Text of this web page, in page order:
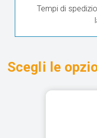
Tempi di
Scegli le